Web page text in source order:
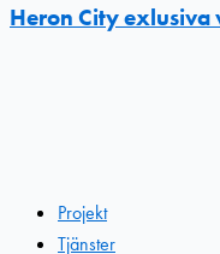
Heron City exlusiva
Projekt
Tjänster